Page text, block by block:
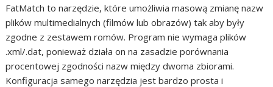
FatMatch to narzędzie, które umożliwia masową zmianę nazw
plików multimedialnych (filmów lub obrazów) tak aby były
zgodne z zestawem romów. Program nie wymaga plików
.xml/.dat, ponieważ działa on na zasadzie porównania
procentowej zgodności nazw między dwoma zbiorami.
Konfiguracja samego narzędzia jest bardzo prosta i